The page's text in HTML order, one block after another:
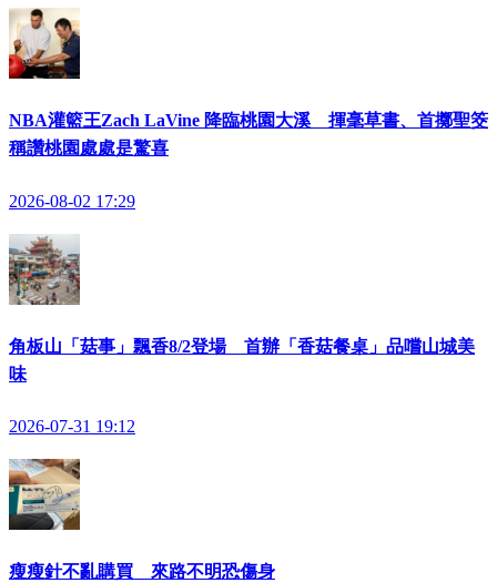
NBA灌籃王Zach LaVine 降臨桃園大溪 揮毫草書、首擲聖筊
稱讚桃園處處是驚喜
2026-08-02 17:29
角板山「菇事」飄香8/2登場 首辦「香菇餐桌」品嚐山城美
味
2026-07-31 19:12
瘦瘦針不亂購買 來路不明恐傷身